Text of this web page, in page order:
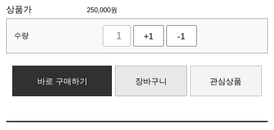
상품가 250,000원
수량 +1 -1
바로 구매하기 장바구니 관심상품